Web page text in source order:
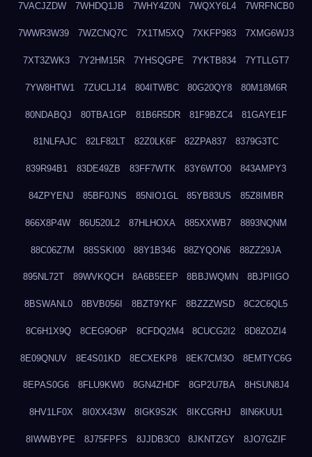
7VACJZDW 7WHDQ1JB 7WHY4Z0N 7WQXY6L4 7WRFNCB0
7WWR3W39 7WZCNQ7C 7X1TM5XQ 7XKFP983 7XMG6WJ3
7XT3ZWK3 7Y2HM15R 7YHSQGPE 7YKTB834 7YTLLGT7
7YW8HTW1 7ZUCLJ14 804ITWBC 80G20QY8 80M18M6R
80NDABQJ 80TBA1GP 81B6R5DR 81F9BZC4 81GAYE1F
81NLFAJC 82LF82LT 82Z0LK6F 82ZPA837 8379G3TC
839R94B1 83DE49ZB 83FF7WTK 83Y6WTO0 843AMPY3
84ZPYENJ 85BF0JNS 85NIO1GL 85YB83US 85Z8IMBR
866X8P4W 86U520L2 87HLHOXA 885XXWB7 8893NQNM
88C06Z7M 88SSKI00 88Y1B346 88ZYQON6 88ZZ29JA
895NL72T 89WVKQCH 8A6B5EEP 8BBJWQMN 8BJPIIGO
8BSWANL0 8BVB056I 8BZT9YKF 8BZZZWSD 8C2C6QL5
8C6H1X9Q 8CEG9O6P 8CFDQ2M4 8CUCG2I2 8D8ZOZI4
8E09QNUV 8E4S01KD 8ECXEKP8 8EK7CM3O 8EMTYC6G
8EPAS0G6 8FLU9KW0 8GN4ZHDF 8GP2U7BA 8HSUN8J4
8HV1LF0X 8I0XX43W 8IGK9S2K 8IKCGRHJ 8IN6KUU1
8IWWBYPE 8J75FPFS 8JJDB3C0 8JKNTZGY 8JO7GZIF